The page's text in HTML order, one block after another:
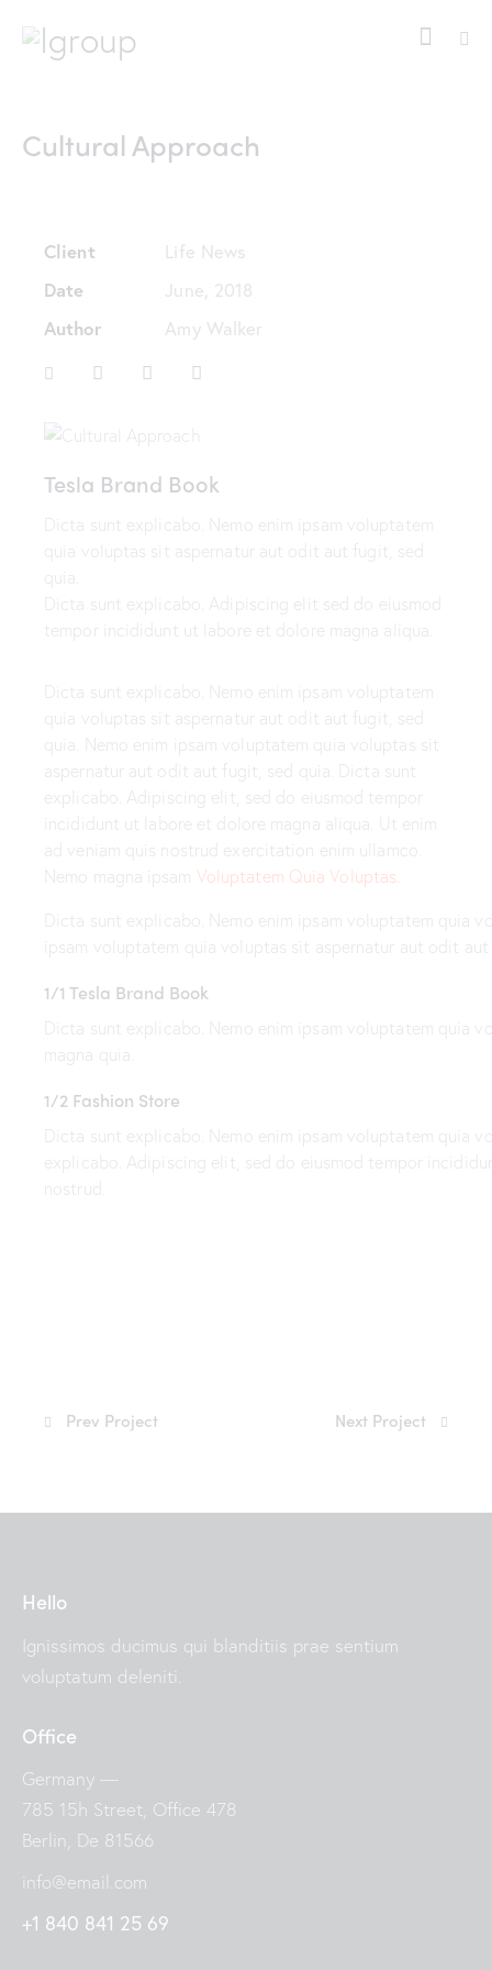
Cultural Approach
Client
Life News
Date
June, 2018
Author
Amy Walker
Tesla Brand Book
Dicta sunt explicabo. Nemo enim ipsam voluptatem
quia voluptas sit aspernatur aut odit aut fugit, sed
quia.
Dicta sunt explicabo. Adipiscing elit sed do eiusmod
tempor incididunt ut labore et dolore magna aliqua.
Dicta sunt explicabo. Nemo enim ipsam voluptatem
quia voluptas sit aspernatur aut odit aut fugit, sed
quia. Nemo enim ipsam voluptatem quia voluptas sit
aspernatur aut odit aut fugit, sed quia. Dicta sunt
explicabo. Adipiscing elit, sed do eiusmod tempor
incididunt ut labore et dolore magna aliqua. Ut enim
ad veniam quis nostrud exercitation enim ullamco.
Nemo magna ipsam Voluptatem Quia Voluptas.
Dicta sunt explicabo. Nemo enim ipsam voluptatem quia
ipsam voluptatem quia voluptas sit aspernatur aut odit
1/1 Tesla Brand Book
Dicta sunt explicabo. Nemo enim ipsam voluptatem
magna quia.
1/2 Fashion Store
Dicta sunt explicabo. Nemo enim ipsam voluptatem
explicabo. Adipiscing elit, sed do eiusmod tempor
nostrud.
Prev Project Next Project
Hello
Ignissimos ducimus qui blanditiis prae sentium
voluptatum deleniti.
Office
Germany —
785 15h Street, Office 478
Berlin, De 81566
info@email.com
+1 840 841 25 69